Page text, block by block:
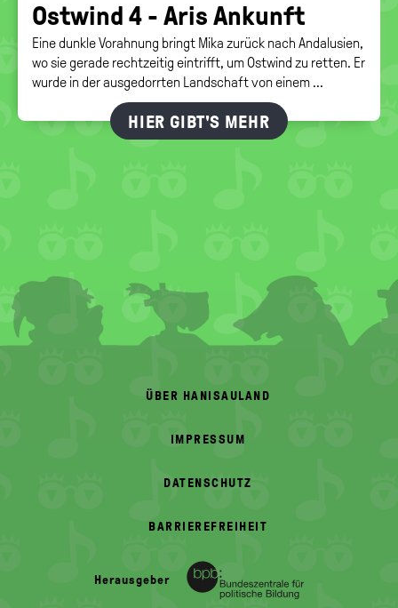
Ost­wind 4 - Aris An­kunft
Eine dunkle Vorahnung bringt Mika zurück nach Andalusien,
wo sie gerade rechtzeitig eintrifft, um Ostwind zu retten. Er
wurde in der ausgedorrten Landschaft von einem ...
HIER GIBT'S MEHR
FOOTER
MENU
ÜBER HANISAULAND
IMPRESSUM
DATENSCHUTZ
BARRIEREFREIHEIT
Herausgeber